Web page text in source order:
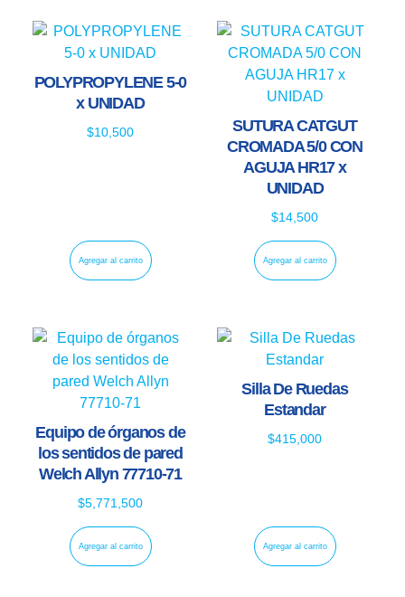
POLYPROPYLENE 5-0
x UNIDAD
$10,500
Agregar al carrito
SUTURA CATGUT
CROMADA 5/0 CON
AGUJA HR17 x
UNIDAD
$14,500
Agregar al carrito
Equipo de órganos de
los sentidos de pared
Welch Allyn 77710-71
$5,771,500
Agregar al carrito
Silla De Ruedas
Estandar
$415,000
Agregar al carrito